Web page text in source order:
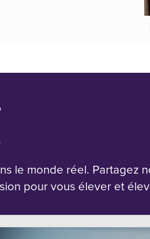
le monde réel. Partagez
pour vous élever et